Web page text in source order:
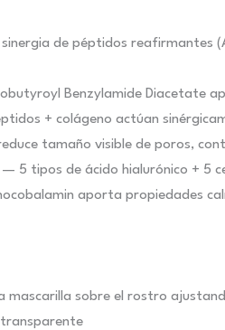
de péptidos reafirmantes
Benzylamide Diacetate
+ colágeno actúan
tamaño visible de poros,
— 5 tipos de ácido hialurónico + 5
aporta propiedades
mascarilla sobre el rostro